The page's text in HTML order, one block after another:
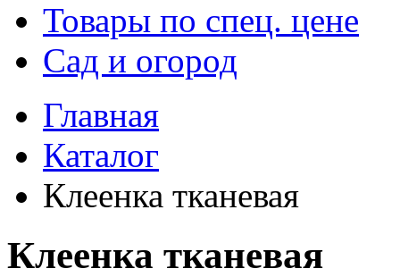
Товары по спец. цене
Сад и огород
Главная
Каталог
Клеенка тканевая
Клеенка тканевая